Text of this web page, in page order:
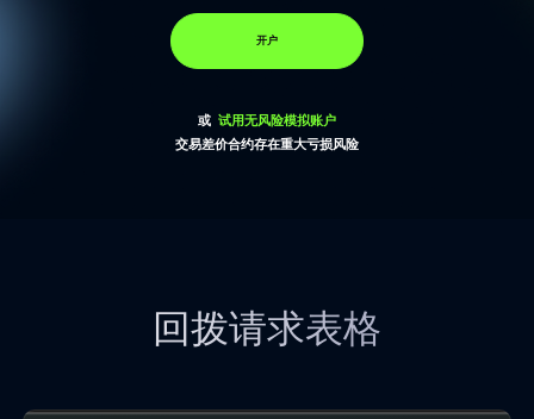
开户
或 试用无风险模拟账户
交易差价合约存在重大亏损风险
回拨请求表格